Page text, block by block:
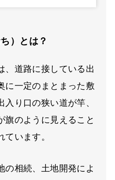
）とは？
、道路に接している出
に一定のまとまった敷
り口の狭い道が竿、
旗のように見えること
います。
の相続、土地開発によ